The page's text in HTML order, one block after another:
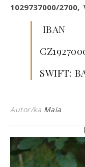
1029737000/2700,
IBAN
SWIFT:
Autor/ka Maia